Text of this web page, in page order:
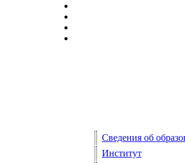
Сведения об
Институт